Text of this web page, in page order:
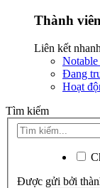
Thành
Liên kết nhanh
Notable
Đang
Hoạt
Tìm kiếm
Được gửi bởi